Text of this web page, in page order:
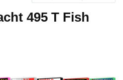
495 T Fish